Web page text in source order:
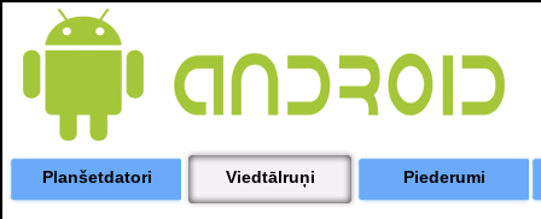
Planšetdatori Viedtālruņi Piederumi